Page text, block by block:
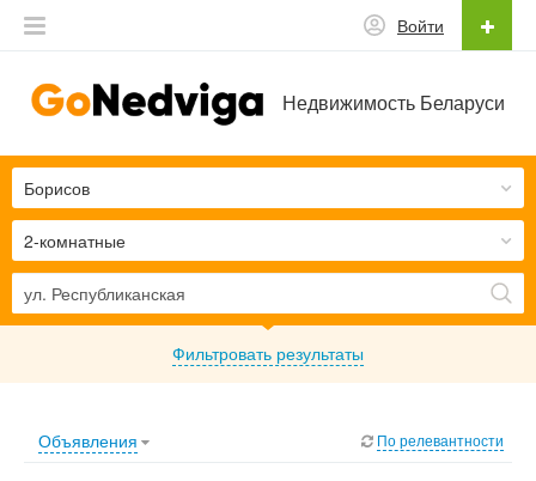
Недвижимость Беларуси
Войти
2-комнатные
Борисов
Фильтровать результаты
Объявления По релевантности